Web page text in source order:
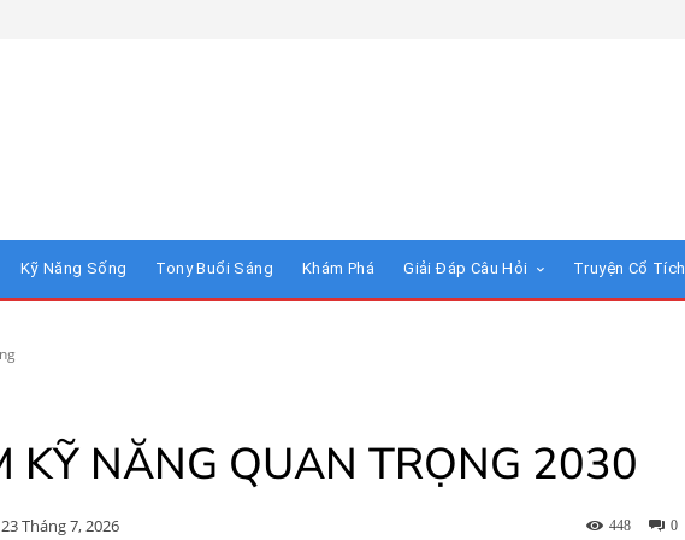
Kỹ Năng Sống Tony Buổi Sáng Khám Phá Giải Đáp Câu Hỏi Truyện Cổ Tích
KỸ NĂNG QUAN TRỌNG 2030
23 Tháng 7, 2026 0
448